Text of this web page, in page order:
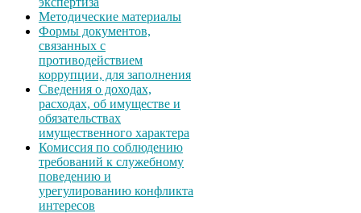
Методические материалы
Формы документов,
связанных с
противодействием
коррупции, для заполнения
Сведения о доходах,
расходах, об имуществе и
обязательствах
имущественного характера
Комиссия по соблюдению
требований к служебному
поведению и
урегулированию конфликта
интересов